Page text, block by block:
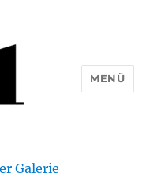
MENÜ
Galerie